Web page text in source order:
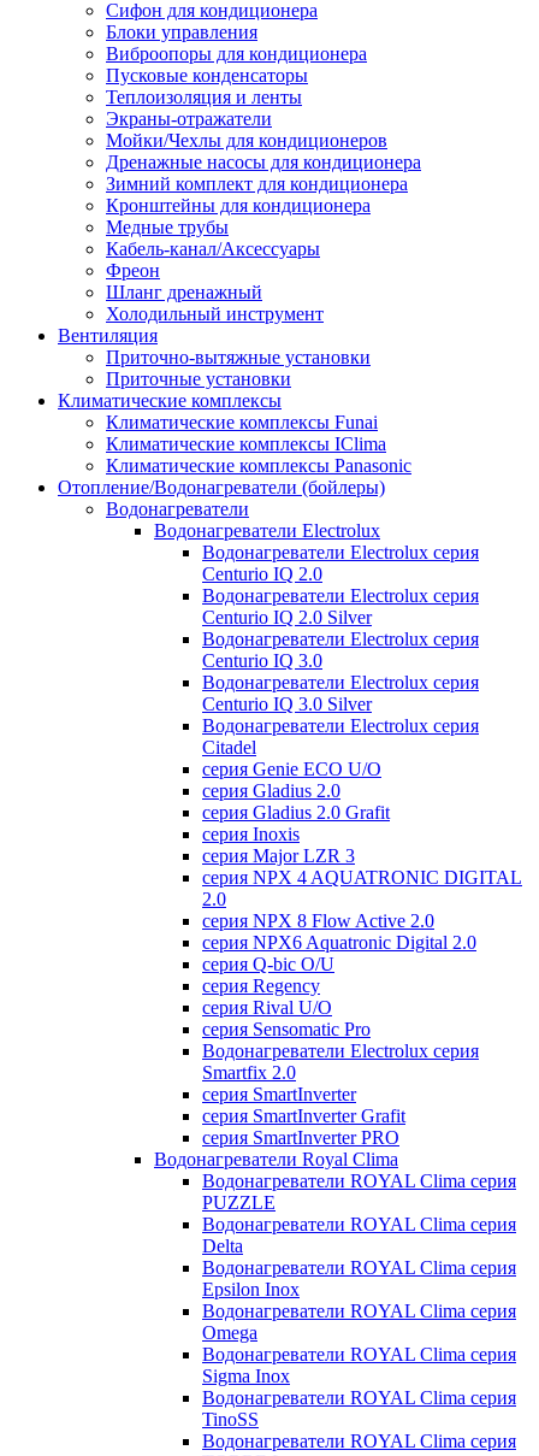
Сифон для кондиционера
Блоки управления
Виброопоры для кондиционера
Пусковые конденсаторы
Теплоизоляция и ленты
Экраны-отражатели
Мойки/Чехлы для кондиционеров
Дренажные насосы для кондиционера
Зимний комплект для кондиционера
Кронштейны для кондиционера
Медные трубы
Кабель-канал/Аксессуары
Фреон
Шланг дренажный
Холодильный инструмент
Вентиляция
Приточно-вытяжные установки
Приточные установки
Климатические комплексы
Климатические комплексы Funai
Климатические комплексы IClima
Климатические комплексы Panasonic
Отопление/Водонагреватели (бойлеры)
Водонагреватели
Водонагреватели Electrolux
Водонагреватели Electrolux серия
Centurio IQ 2.0
Водонагреватели Electrolux серия
Centurio IQ 2.0 Silver
Водонагреватели Electrolux серия
Centurio IQ 3.0
Водонагреватели Electrolux серия
Centurio IQ 3.0 Silver
Водонагреватели Electrolux серия
Citadel
серия Genie ECO U/О
серия Gladius 2.0
серия Gladius 2.0 Grafit
серия Inoxis
серия Major LZR 3
серия NPX 4 AQUATRONIC DIGITAL
2.0
серия NPX 8 Flow Active 2.0
серия NPX6 Aquatronic Digital 2.0
серия Q-bic O/U
серия Regency
серия Rival U/О
серия Sensomatic Pro
Водонагреватели Electrolux серия
Smartfix 2.0
серия SmartInverter
серия SmartInverter Grafit
серия SmartInverter PRO
Водонагреватели Royal Clima
Водонагреватели ROYAL Clima серия
PUZZLE
Водонагреватели ROYAL Clima серия
Delta
Водонагреватели ROYAL Clima серия
Epsilon Inox
Водонагреватели ROYAL Clima серия
Omega
Водонагреватели ROYAL Clima серия
Sigma Inox
Водонагреватели ROYAL Clima серия
TinoSS
Водонагреватели ROYAL Clima серия